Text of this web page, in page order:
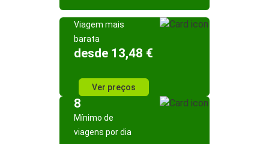
Viagem mais
barata
desde 13,48 €
Ver preços
8
Mínimo de
viagens por dia